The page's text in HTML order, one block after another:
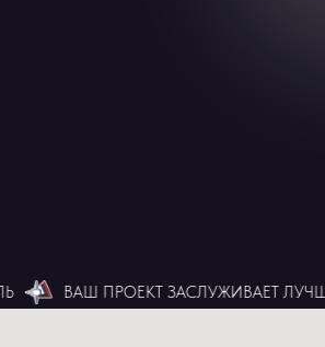
ВАШ ПРОЕКТ ЗАСЛУЖИВАЕТ